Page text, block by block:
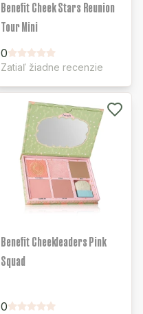
Benefit Cheek Stars Reunion
Tour Mini
0
Zatiaľ žiadne recenzie
Benefit Cheekleaders Pink
Squad
0